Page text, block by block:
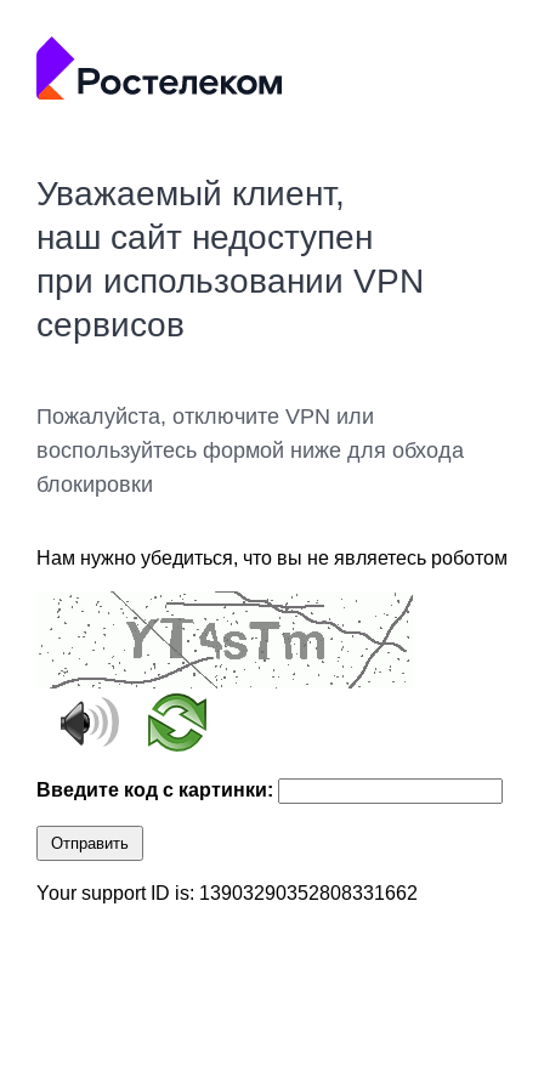
Уважаемый клиент,
наш сайт недоступен
при использовании VPN
сервисов
Пожалуйста, отключите VPN или
воспользуйтесь формой ниже для обхода
блокировки
Нам нужно убедиться, что вы не являетесь роботом
Введите код с картинки:
Отправить
Your support ID is: 13903290352808331662